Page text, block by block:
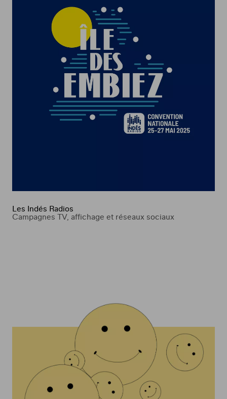
Les Indés Radios
Campagnes TV, affichage et réseaux sociaux